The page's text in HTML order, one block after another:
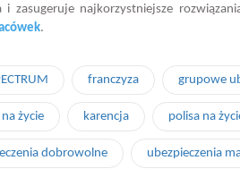
zasugeruje najkorzystniejsze
.
franczyza grupowe
życie karencja polisa na
dobrowolne ubezpieczenia